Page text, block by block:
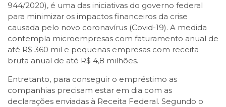
944/2020), é uma das iniciativas do governo federal
para minimizar os impactos financeiros da crise
causada pelo novo coronavírus (Covid-19). A medida
contempla microempresas com faturamento anual de
até R$ 360 mil e pequenas empresas com receita
bruta anual de até R$ 4,8 milhões.
Entretanto, para conseguir o empréstimo as
companhias precisam estar em dia com as
declarações enviadas à Receita Federal. Segundo o